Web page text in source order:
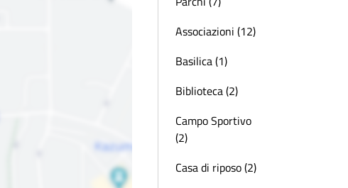
Associazioni (12)
Basilica (1)
Biblioteca (2)
Campo Sportivo
(2)
Casa di riposo (2)